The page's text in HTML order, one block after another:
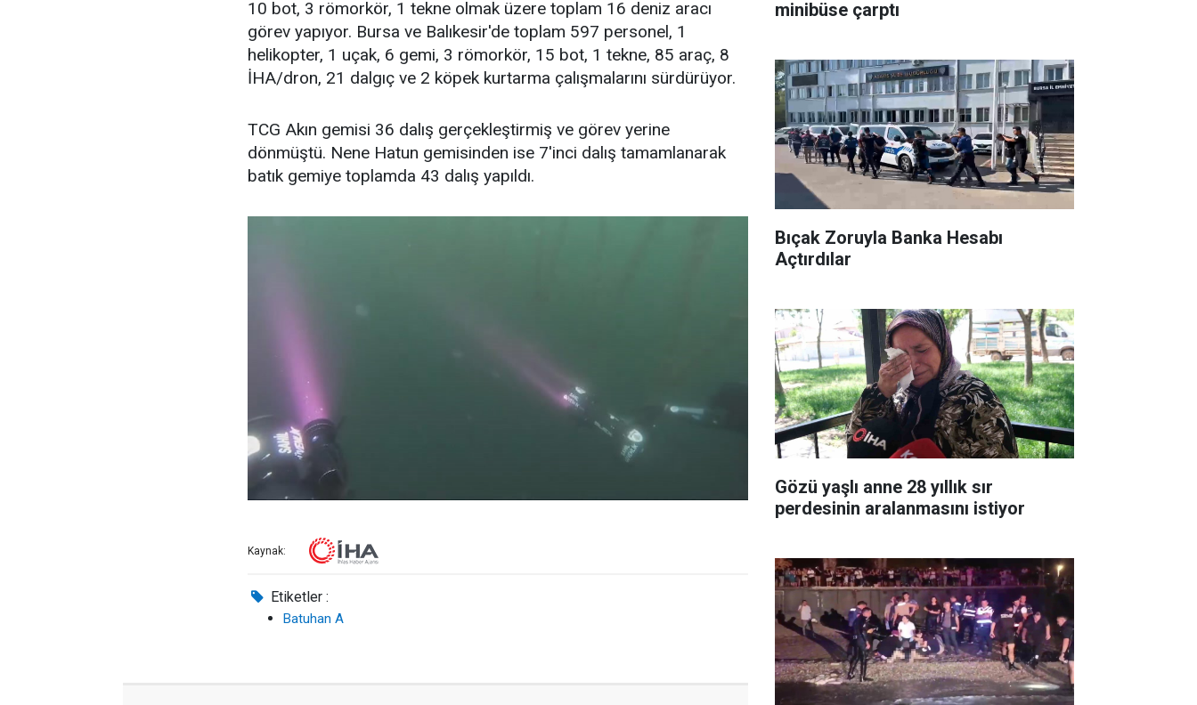
10 bot, 3 römorkör, 1 tekne olmak üzere toplam 16 deniz aracı
görev yapıyor. Bursa ve Balıkesir'de toplam 597 personel, 1
helikopter, 1 uçak, 6 gemi, 3 römorkör, 15 bot, 1 tekne, 85 araç, 8
İHA/dron, 21 dalgıç ve 2 köpek kurtarma çalışmalarını sürdürüyor.
TCG Akın gemisi 36 dalış gerçekleştirmiş ve görev yerine
dönmüştü. Nene Hatun gemisinden ise 7'inci dalış tamamlanarak
batık gemiye toplamda 43 dalış yapıldı.
Kaynak:
Etiketler :
Batuhan A
minibüse çarptı
Bıçak Zoruyla Banka Hesabı
Açtırdılar
Gözü yaşlı anne 28 yıllık sır
perdesinin aralanmasını istiyor